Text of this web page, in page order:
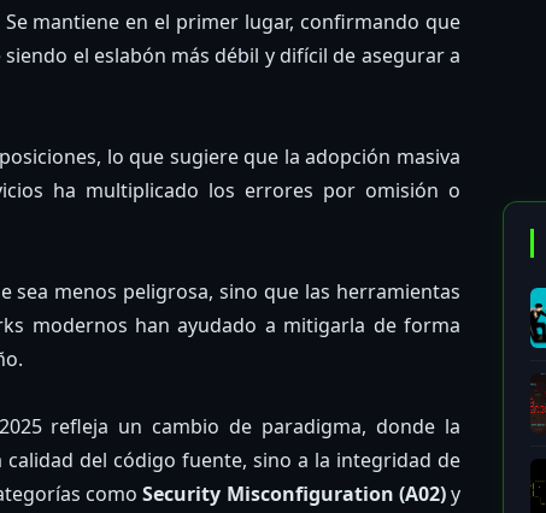
Se mantiene en el primer lugar, confirmando que
el eslabón más débil y difícil de asegurar a
lo que sugiere que la adopción masiva
ha multiplicado los errores por omisión o
sea menos peligrosa, sino que las herramientas
modernos han ayudado a mitigarla de forma
refleja un cambio de paradigma, donde la
del código fuente, sino a la integridad de
comoSecurity Misconfiguration (A02)y